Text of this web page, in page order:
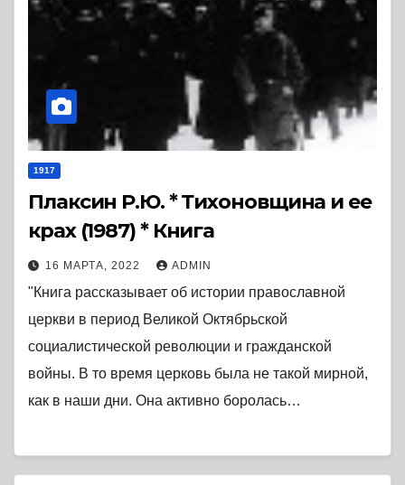
1917
Плаксин Р.Ю. * Тихоновщина и ее
крах (1987) * Книга
16 МАРТА, 2022 ADMIN
"Книга рассказывает об истории православной
церкви в период Великой Октябрьской
социалистической революции и гражданской
войны. В то время церковь была не такой мирной,
как в наши дни. Она активно боролась…